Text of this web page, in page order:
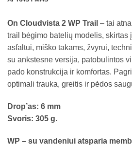
On Cloudvista 2 WP Trail – tai
trail bėgimo batelių modelis, skirtas
asfaltui, miško takams, žvyrui,
su ankstesne versija, patobulintos
pado konstrukcija ir komfortas.
optimali trauka, greitis ir pėdos
Drop’as: 6 mm
Svoris: 305 g.
WP – su vandeniui atsparia